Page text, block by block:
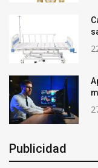
Publicidad